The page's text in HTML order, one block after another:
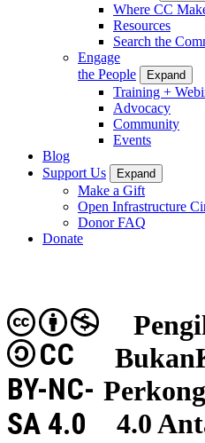
Where CC
Resources
Search the
Engage
the People
Expand
Training +
Advocacy
Community
Events
Blog
Support Us
Expand
Make a Gift
Open Infrastructure
Donor FAQ
Donate
4.0
CC
BY-NC-
SA 4.0